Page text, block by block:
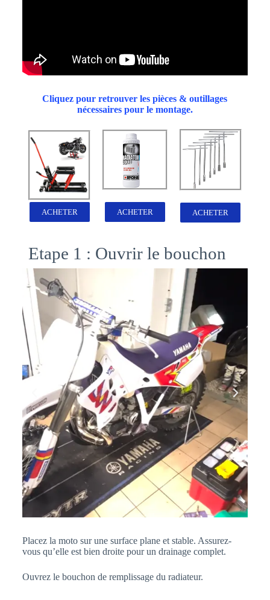
Cliquez pour retrouver les pièces & outillages
nécessaires pour le montage.
ACHETER ACHETER ACHETER
Etape 1 : Ouvrir le bouchon
Placez la moto sur une surface plane et stable. Assurez-
vous qu’elle est bien droite pour un drainage complet.
Ouvrez le bouchon de remplissage du radiateur.